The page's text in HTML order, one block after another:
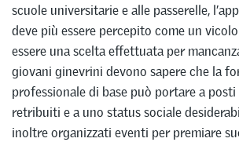
scuole universitarie e alle passerelle,
deve più essere percepito come un
essere una scelta effettuata per
giovani ginevrini devono sapere che la
professionale di base può portare a
retribuiti e a uno status sociale
inoltre organizzati eventi per premiare